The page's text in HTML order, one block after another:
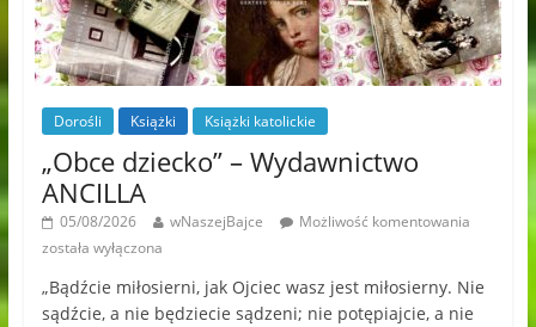
Dorośli Książki Książki katolickie
„Obce dziecko” – Wydawnictwo
ANCILLA
05/08/2026 wNaszejBajce
Możliwość komentowania
została wyłączona
„Bądźcie miłosierni, jak Ojciec wasz jest miłosierny. Nie
sądźcie, a nie będziecie sądzeni; nie potępiajcie, a nie